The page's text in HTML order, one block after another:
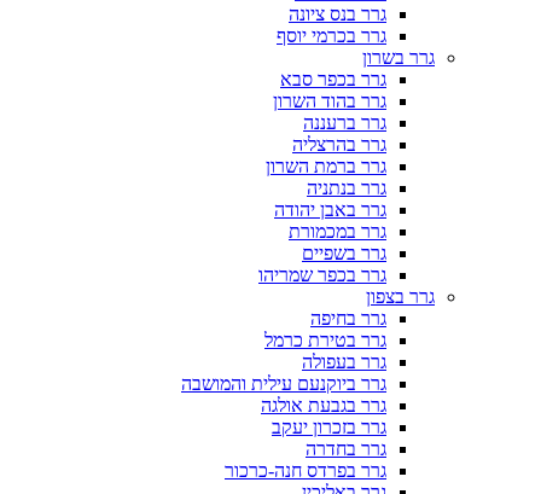
גרר בנס ציונה
גרר בכרמי יוסף
גרר בשרון
גרר בכפר סבא
גרר בהוד השרון
גרר ברעננה
גרר בהרצליה
גרר ברמת השרון
גרר בנתניה
גרר באבן יהודה
גרר במכמורת
גרר בשפיים
גרר בכפר שמריהו
גרר בצפון
גרר בחיפה
גרר בטירת כרמל
גרר בעפולה
גרר ביוקנעם עילית והמושבה
גרר בגבעת אולגה
גרר בזכרון יעקב
גרר בחדרה
גרר בפרדס חנה-כרכור